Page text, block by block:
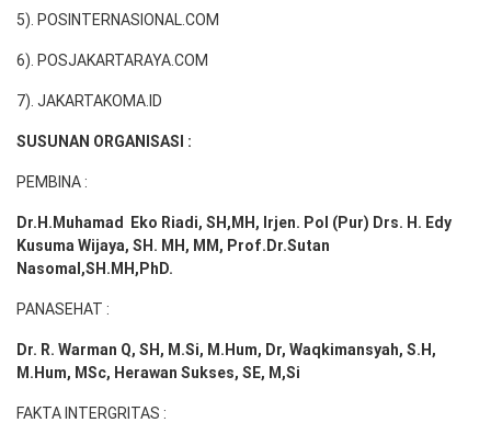
5). POSINTERNASIONAL.COM
6). POSJAKARTARAYA.COM
7). JAKARTAKOMA.ID
SUSUNAN ORGANISASI :
PEMBINA :
Dr.H.Muhamad Eko Riadi, SH,MH , Irjen. Pol (Pur) Drs. H. Edy
Kusuma Wijaya, SH. MH, MM, Prof. Dr.Sutan
Nasomal,SH.MH,PhD.
PANASEHAT :
Dr. R. Warman Q, SH, M.Si, M.Hum, Dr, Waqkimansyah, S.H,
M.Hum, MSc, Herawan Sukses, SE, M,Si
FAKTA INTERGRITAS :